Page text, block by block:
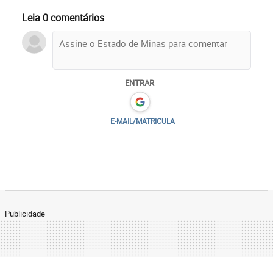
Leia 0 comentários
ENTRAR
E-MAIL/MATRICULA
Publicidade